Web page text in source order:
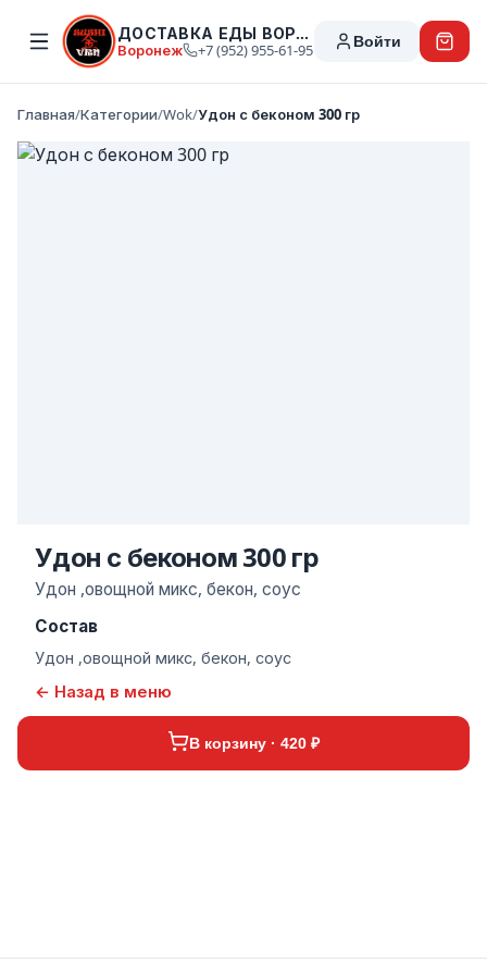
ДОСТАВКА ЕДЫ ВОРОНЕЖ
Воронеж +7 (952) 955-61-95 Войти
Главная/Категории/Wok/Удон с беконом 300 гр
Удон с беконом 300 гр
Удон ,овощной микс, бекон, соус
Состав
Удон ,овощной микс, бекон, соус
← Назад в меню
В корзину · 420 ₽